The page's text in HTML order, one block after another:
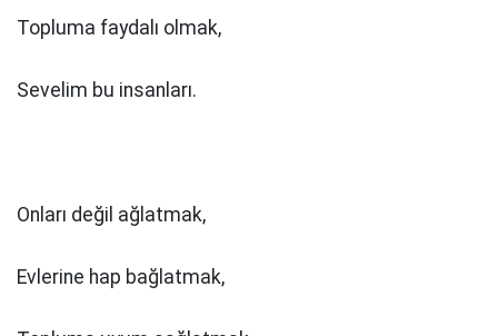
Topluma faydalı olmak,
Sevelim bu insanları.
Onları değil ağlatmak,
Evlerine hap bağlatmak,